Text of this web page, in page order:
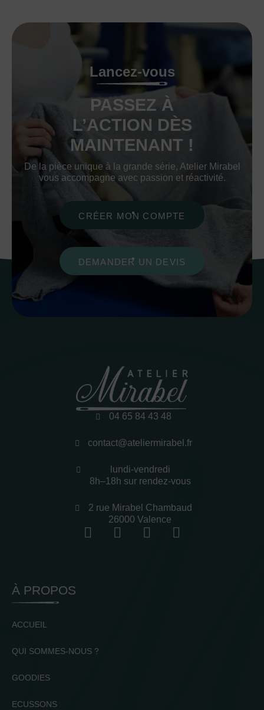
Lancez-vous
PASSEZ À
L’ACTION DÈS
MAINTENANT !
De la pièce unique à la grande série, Atelier Mirabel
vous accompagne avec passion et réactivité.
CRÉER MON COMPTE
DEMANDER UN DEVIS
04 65 84 43 48
contact@ateliermirabel.fr
lundi-vendredi
8h–18h sur rendez-vous
2 rue Mirabel Chambaud
26000 Valence
À PROPOS
ACCUEIL
QUI SOMMES-NOUS ?
GOODIES
ECUSSONS